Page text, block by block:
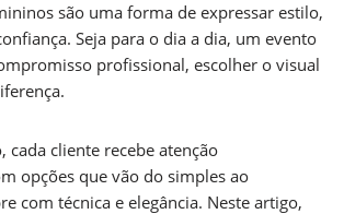
são uma forma de expressar estilo,
Seja para o dia a dia, um evento
profissional, escolher o visual
cada cliente recebe atenção
opções que vão do simples ao
com técnica e elegância. Neste artigo,